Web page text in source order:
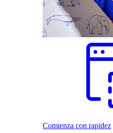
Comienza con rapidez